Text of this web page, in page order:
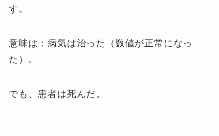
す。
意味は：病気は治った（数値が正常になっ
た）。
でも、患者は死んだ。